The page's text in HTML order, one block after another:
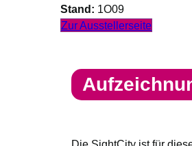
Stand: 1O09
Zur Ausstellerseite